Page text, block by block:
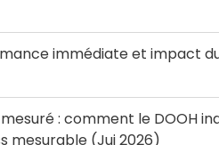
immédiate et impact
: comment le DOOH
mesurable (Jui 2026)